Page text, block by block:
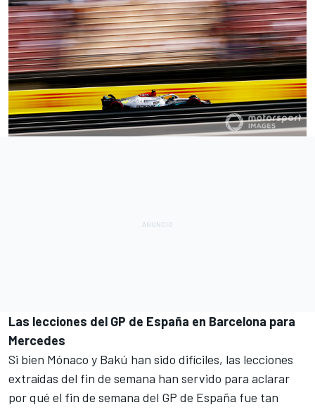
Las lecciones del GP de España en Barcelona para
Mercedes
Si bien Mónaco y Bakú han sido difíciles, las lecciones
extraídas del fin de semana han servido para aclarar
por qué el fin de semana del GP de España fue tan